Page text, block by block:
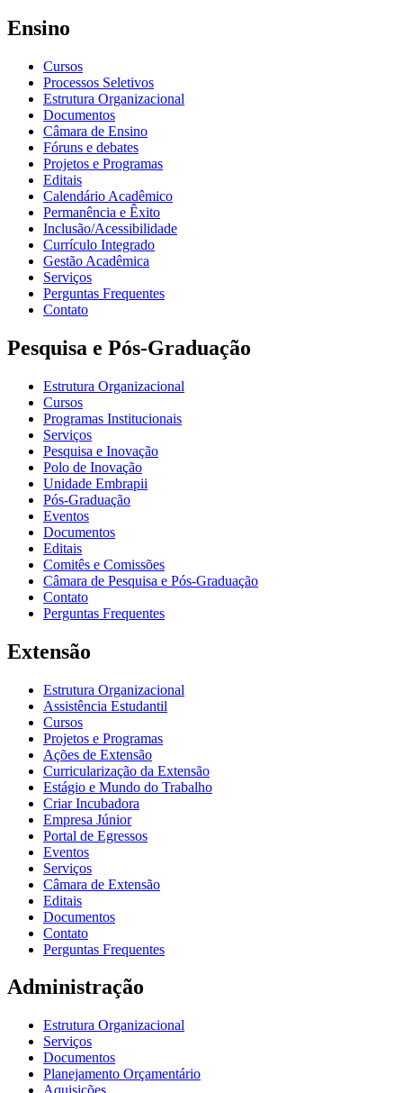
Ensino
Cursos
Processos Seletivos
Estrutura Organizacional
Documentos
Câmara de Ensino
Fóruns e debates
Projetos e Programas
Editais
Calendário Acadêmico
Permanência e Êxito
Inclusão/Acessibilidade
Currículo Integrado
Gestão Acadêmica
Serviços
Perguntas Frequentes
Contato
Pesquisa e Pós-Graduação
Estrutura Organizacional
Cursos
Programas Institucionais
Serviços
Pesquisa e Inovação
Polo de Inovação
Unidade Embrapii
Pós-Graduação
Eventos
Documentos
Editais
Comitês e Comissões
Câmara de Pesquisa e Pós-Graduação
Contato
Perguntas Frequentes
Extensão
Estrutura Organizacional
Assistência Estudantil
Cursos
Projetos e Programas
Ações de Extensão
Curricularização da Extensão
Estágio e Mundo do Trabalho
Criar Incubadora
Empresa Júnior
Portal de Egressos
Eventos
Serviços
Câmara de Extensão
Editais
Documentos
Contato
Perguntas Frequentes
Administração
Estrutura Organizacional
Serviços
Documentos
Planejamento Orçamentário